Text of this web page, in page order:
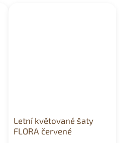
Letní květované šaty
FLORA červené